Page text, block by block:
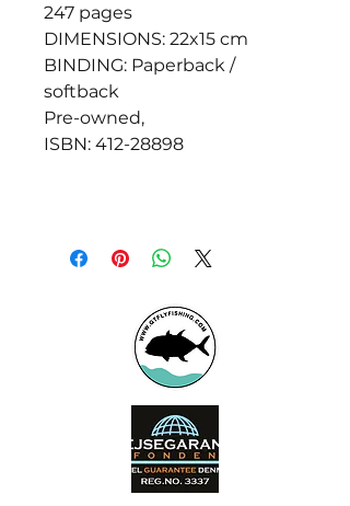
247 pages
DIMENSIONS: 22x15 cm
BINDING: Paperback /
softback
Pre-owned,
ISBN: 412-28898